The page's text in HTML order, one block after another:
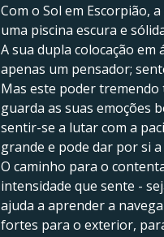
Com o Sol em Escorpião,
uma piscina escura e
A sua dupla colocação
apenas um pensador;
Mas este poder
guarda as suas emoções
sentir-se a lutar com a
grande e pode dar por si
O caminho para o
intensidade que sente -
ajuda a aprender a
fortes para o exterior,